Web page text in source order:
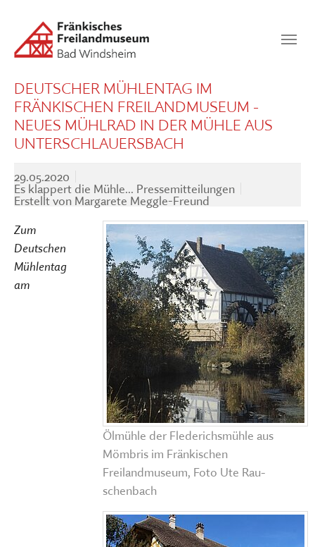
SUCHEN
DEUTSCHER MÜHLENTAG IM
FRÄNKISCHEN FREILANDMUSEUM -
NEUES MÜHLRAD IN DER MÜHLE AUS
UNTERSCHLAUERSBACH
29.05.2020
Es klappert die Mühle... Pressemitteilungen
Erstellt von Margarete Meggle-Freund
Ölmühle der Flederichsmühle aus
Mömbris im Fränkischen
Freilandmuseum, Foto Ute Rau-
schenbach
Zum
Deutschen
Mühlentag
am